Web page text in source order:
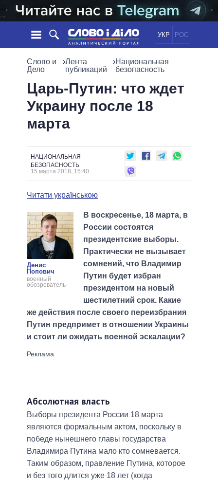
УКР РОС
НОВОСТИ
СОБЫТИЯ
СТАТЬИ
МНЕНИЯ
ДАЙДЖЕСТЫ
ЭКОНОМИКА
ОБЩЕСТВО
ПОЛИТИКИ
ВСЕ ПОЛИТИКИ
ВЕРХОВНАЯ РАДА
КАБИНЕТ МИНИСТРОВ
ГЛАВЫ ОБЛАДМИНИСТРАЦИЙ
МЭРЫ
ВСЕ ПЕРСОНЫ
ВИДЕО
ПОДДЕРЖАТЬ
СРАВНЕНИЕ ПОЛИТИКОВ
Слово и
Дело
›Лента
публикаций
›Национальная
безопасность
Царь-Путин: что ждет
Украину после 18
марта
НАЦИОНАЛЬНАЯ
БЕЗОПАСНОСТЬ
15 марта 2018, 15:40
Читати українською
Денис
Попович
военный
обозреватель
В воскресенье, 18 марта, в
России состоятся
президентские выборы.
Практически не вызывает
сомнений, что Владимир
Путин будет избран
президентом на новый
шестилетний срок. Какие
же действия после своего переизбрания
Путин предпримет в отношении Украины
и стоит ли ожидать военной эскалации?
Абсолютная власть
Выборы президента России 18 марта
являются формальным актом, поскольку в
победе нынешнего главы государства
Владимира Путина мало кто сомневается.
Таким образом, правление Путина, которое
и без того длится уже 18 лет (когда